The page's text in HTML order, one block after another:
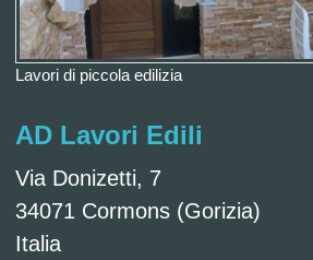
Lavori di piccola edilizia
AD Lavori Edili
Via Donizetti, 7
34071 Cormons (Gorizia)
Italia